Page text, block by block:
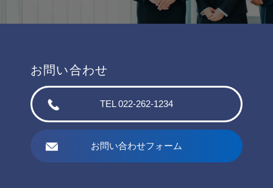
お問い合わせ
TEL 022-262-1234
お問い合わせフォーム